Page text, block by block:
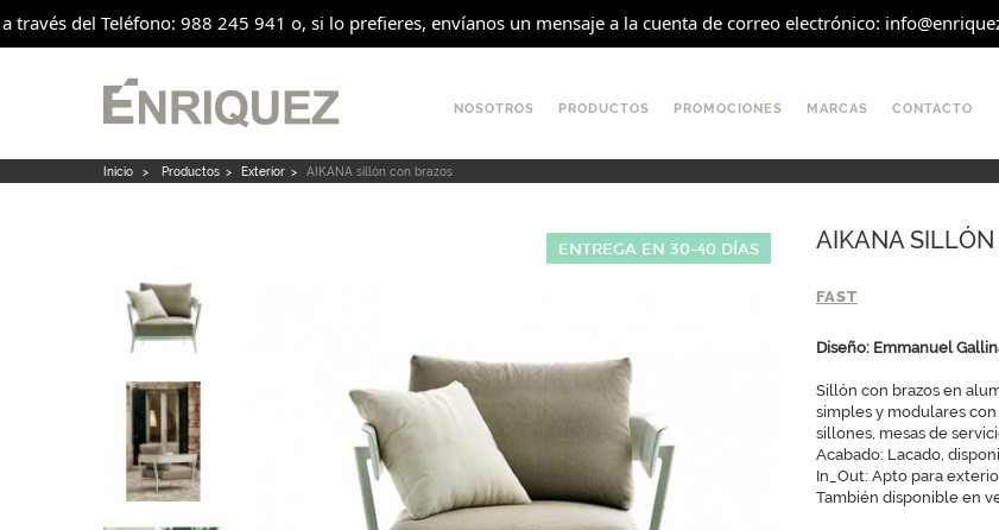
del Teléfono: 988 245 941 o, si lo prefieres, envíanos un mensaje a la cuenta de correo electrónico:
NOSOTROS PRODUCTOS PROMOCIONES MARCAS CONTACTO
Inicio > Productos > Exterior > AIKANA sillón con brazos
ENTREGA EN 30-40 DÍAS AIKANA
FAST
Diseño: Emmanuel
Sillón con brazos en
simples y modulares
sillones, mesas de
Acabado: Lacado,
In_Out: Apto para
También disponible en